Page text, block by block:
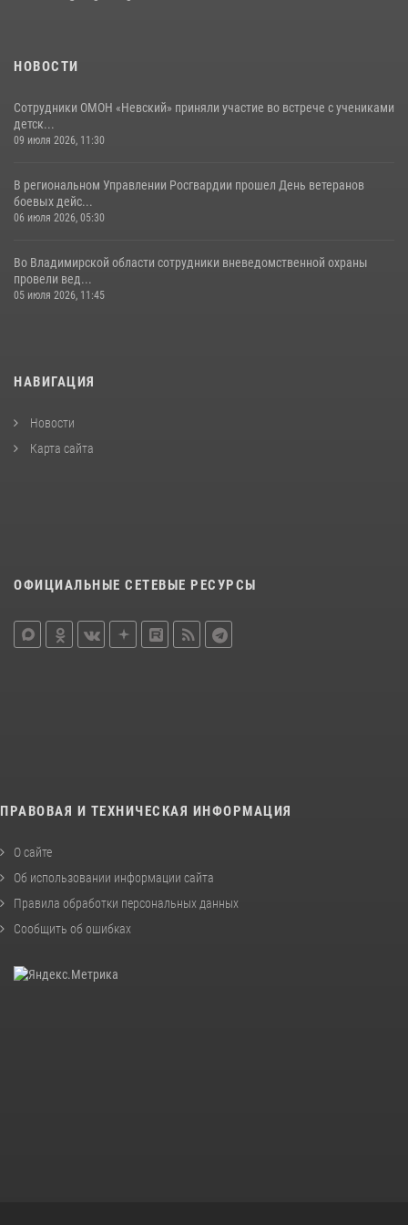
НОВОСТИ
Сотрудники ОМОН «Невский» приняли участие во встрече с учениками
детск...
09 июля 2026, 11:30
В региональном Управлении Росгвардии прошел День ветеранов
боевых дейс...
06 июля 2026, 05:30
Во Владимирской области сотрудники вневедомственной охраны
провели вед...
05 июля 2026, 11:45
НАВИГАЦИЯ
Новости
Карта сайта
ОФИЦИАЛЬНЫЕ СЕТЕВЫЕ РЕСУРСЫ
ПРАВОВАЯ И ТЕХНИЧЕСКАЯ ИНФОРМАЦИЯ
О сайте
Об использовании информации сайта
Правила обработки персональных данных
Сообщить об ошибках